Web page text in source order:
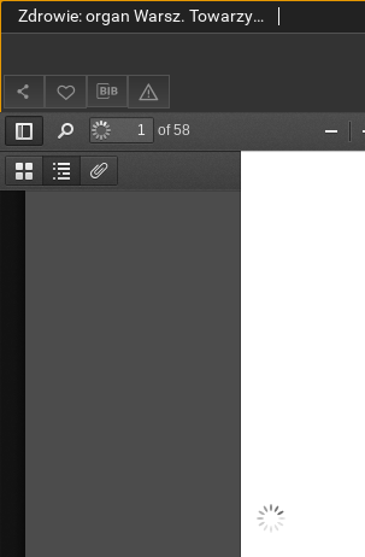
Zdrowie: organ Warsz. Towarzystwa Hygienicznego, poświęcony hygienie publicznej i prywatnej 1915, R. XXXI, z. 12